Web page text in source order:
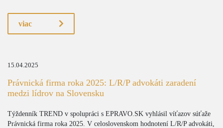
viac
15.04.2025
Právnická firma roka 2025: L/R/P advokáti zaradení
medzi lídrov na Slovensku
Týždenník TREND v spolupráci s EPRAVO.SK vyhlásil víťazov súťaže
Právnická firma roka 2025. V celoslovenskom hodnotení L/R/P advokáti,